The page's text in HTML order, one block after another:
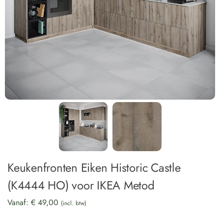
Keukenfronten Eiken Historic Castle
(K4444 HO) voor IKEA Metod
Vanaf: € 49,00 (incl. btw)